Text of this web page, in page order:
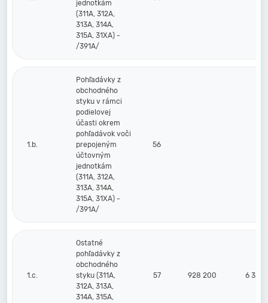
jednotkám
(311A, 312A,
313A, 314A,
315A, 31XA) -
/391A/
1.b.
Pohľadávky z
obchodného
styku v rámci
podielovej
účasti okrem
pohľadávok voči
prepojeným
účtovným
jednotkám
(311A, 312A,
313A, 314A,
315A, 31XA) -
/391A/
56
1.c.
Ostatné
pohľadávky z
obchodného
styku (311A,
312A, 313A,
314A, 315A,
57 928 200 6 322